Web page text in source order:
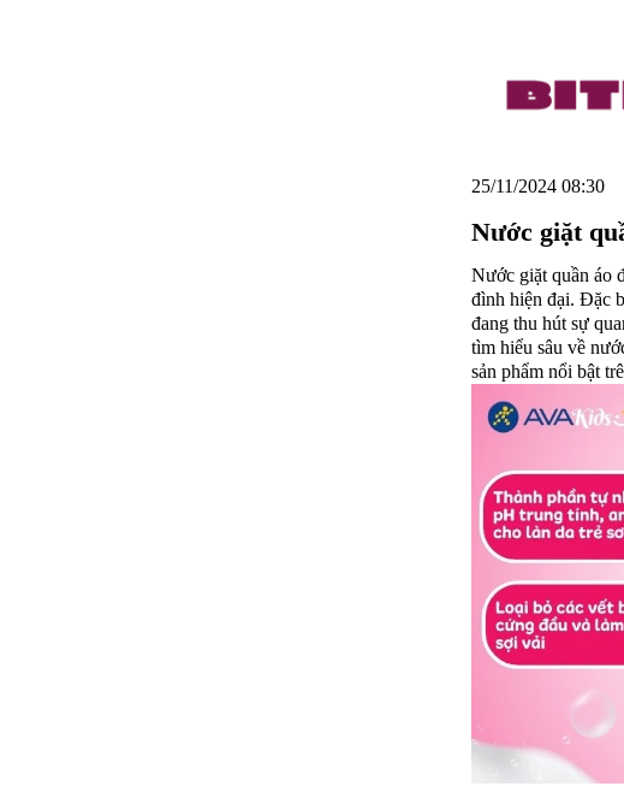
25/11/2024 08:30
Nước giặt
Nước giặt quần áo
đình hiện đại. Đặc
đang thu hút sự
tìm hiểu sâu về
sản phẩm nổi bật